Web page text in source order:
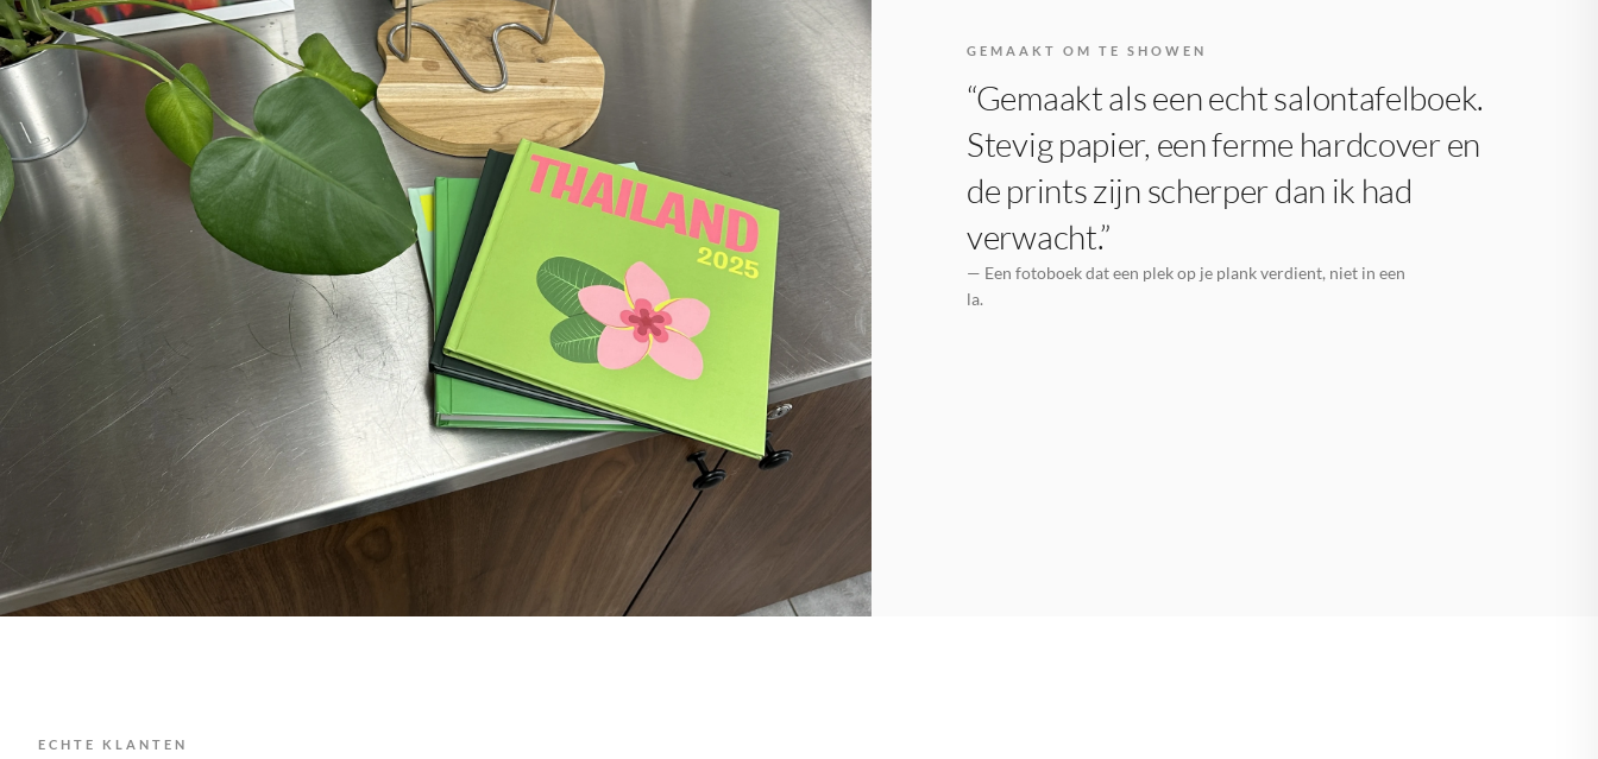
GEMAAKT OM TE SHOWEN
“Gemaakt als een echt salontafelboek.
Stevig papier, een ferme hardcover en
de prints zijn scherper dan ik had
verwacht.”
— Een fotoboek dat een plek op je plank verdient, niet in een
la.
ECHTE KLANTEN